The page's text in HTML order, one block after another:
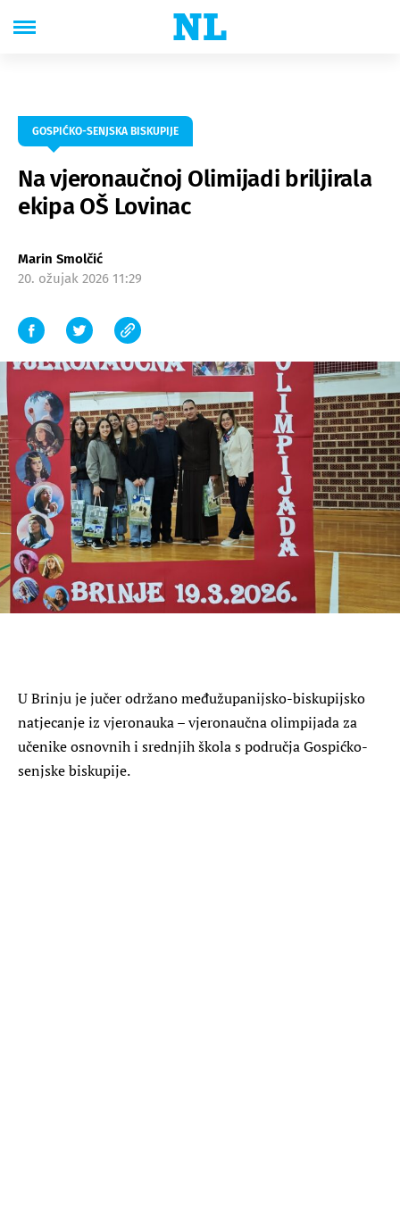
GOSPIĆKO-SENJSKA BISKUPIJE
Na vjeronaučnoj Olimijadi briljirala
ekipa OŠ Lovinac
Marin Smolčić
20. ožujak 2026 11:29
U Brinju je jučer održano međužupanijsko-biskupijsko
natjecanje iz vjeronauka – vjeronaučna olimpijada za
učenike osnovnih i srednjih škola s područja Gospićko-
senjske biskupije.